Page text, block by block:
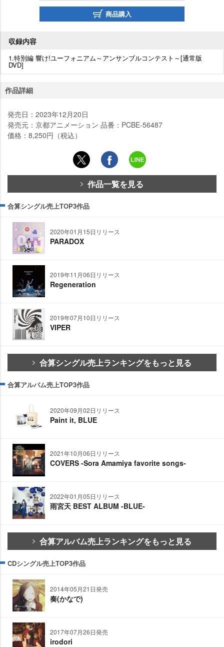
商品購入
収録内容
1.特別編 響け!ユーフォニアム～アンサンブルコンテスト～[通常版
DVD]
作品詳細
発売日：2023年12月20日
発売元：京都アニメーション 品番：PCBE-56487
価格：8,250円（税込）
作品一覧を見る
合算シングル売上TOP3作品
2020年01月15日リリース
PARADOX
2019年11月06日リリース
Regeneration
2019年07月10日リリース
VIPER
合算シングル売上ランキングをもっと見る
合算アルバム売上TOP3作品
2020年09月02日リリース
Paint it, BLUE
2021年10月06日リリース
COVERS -Sora Amamiya favorite songs-
2022年01月05日リリース
雨宮天 BEST ALBUM -BLUE-
合算アルバム売上ランキングをもっと見る
CDシングル売上TOP3作品
2014年05月21日発売
奏(かなで)
2017年07月26日発売
irodori